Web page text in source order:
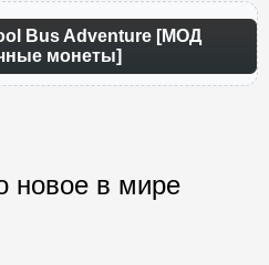
Bus Adventure [МОД
монеты]
новое в мире